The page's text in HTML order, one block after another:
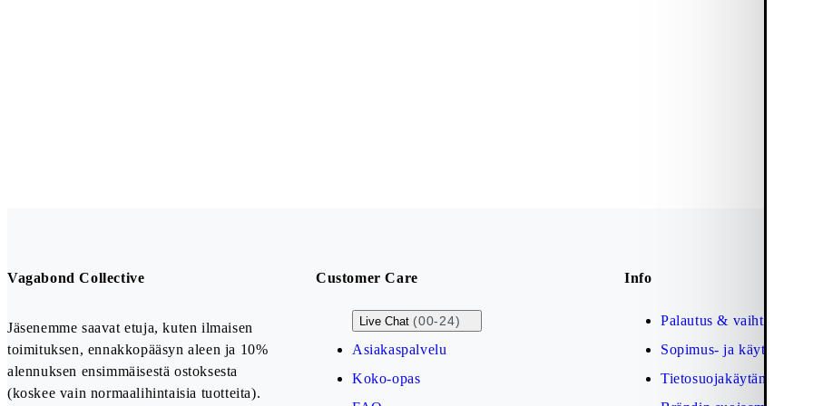
Vagabond Collective
Jäsenemme saavat etuja, kuten ilmaisen
toimituksen, ennakkopääsyn aleen ja 10%
alennuksen ensimmäisestä ostoksesta
(koskee vain normaalihintaisia tuotteita).
Customer Care
Live Chat (00-24)
Asiakaspalvelu
Koko-opas
Info
Palautus & vaihto
Sopimus- ja käyttöehdot
Tietosuojakäytäntö